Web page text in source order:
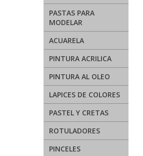
PASTAS PARA
MODELAR
ACUARELA
PINTURA ACRILICA
PINTURA AL OLEO
LAPICES DE COLORES
PASTEL Y CRETAS
ROTULADORES
PINCELES